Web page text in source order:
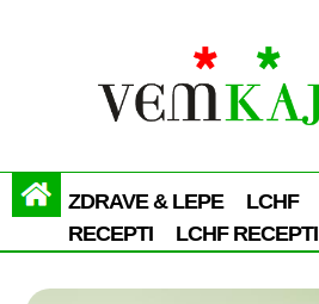
ZDRAVE & LEPE LCHF
RECEPTI
LCHF RECEPTI